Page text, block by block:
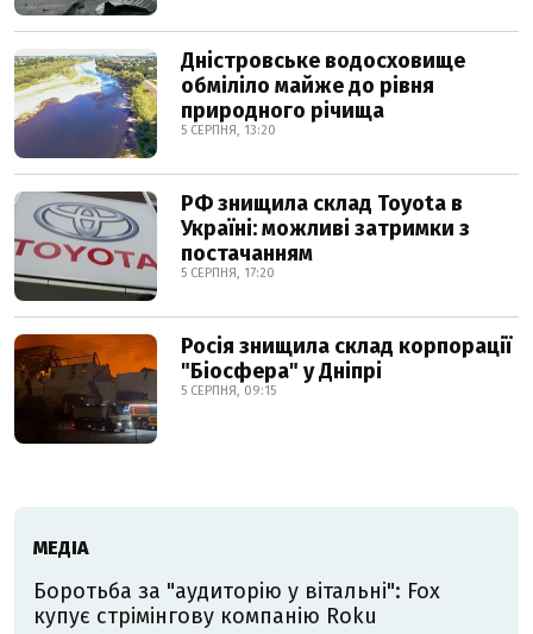
Дністровське водосховище
обміліло майже до рівня
природного річища
5 СЕРПНЯ, 13:20
РФ знищила склад Toyota в
Україні: можливі затримки з
постачанням
5 СЕРПНЯ, 17:20
Росія знищила склад корпорації
"Біосфера" у Дніпрі
5 СЕРПНЯ, 09:15
МЕДІА
Боротьба за "аудиторію у вітальні": Fox
купує стрімінгову компанію Roku